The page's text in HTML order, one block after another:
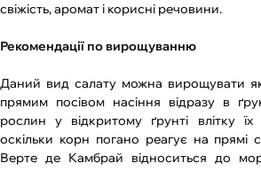
свіжість, аромат і корисні речовини.
Рекомендації по вирощуванню
Даний вид салату можна вирощувати
прямим посівом насіння відразу в
рослин у відкритому ґрунті влітку їх
оскільки корн погано реагує на прямі
Верте де Камбрай відноситься до